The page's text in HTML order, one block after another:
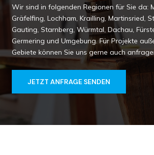
Wir sind in folgenden Regionen für Sie da:
Gräfelfing, Lochham, Krailling, Martinsried,
Gauting, Starnberg, Würmtal, Dachau,
Germering und Umgebung. Für Projekte
Gebiete können Sie uns gerne auch
JETZT ANFRAGE SENDEN